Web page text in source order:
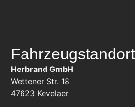
Fahrzeugstandort
Herbrand GmbH
Wettener Str. 18
47623 Kevelaer